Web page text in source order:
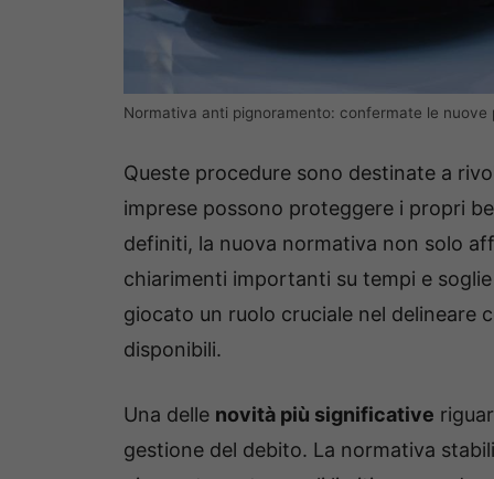
Normativa anti pignoramento: confermate le
Queste procedure sono destinate a
imprese possono proteggere i propri
definiti, la nuova normativa non solo
chiarimenti importanti su tempi e
giocato un ruolo cruciale nel delineare
disponibili.
Una delle novità più significative
gestione del debito. La normativa